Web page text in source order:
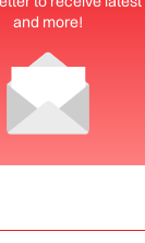
and more!